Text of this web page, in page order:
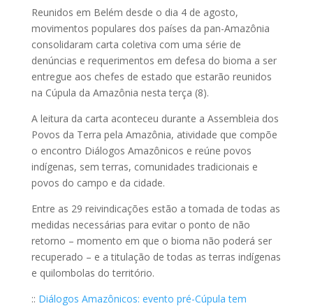
Reunidos em Belém desde o dia 4 de agosto,
movimentos populares dos países da pan-Amazônia
consolidaram carta coletiva com uma série de
denúncias e requerimentos em defesa do bioma a ser
entregue aos chefes de estado que estarão reunidos
na Cúpula da Amazônia nesta terça (8).
A leitura da carta aconteceu durante a Assembleia dos
Povos da Terra pela Amazônia, atividade que compõe
o encontro Diálogos Amazônicos e reúne povos
indígenas, sem terras, comunidades tradicionais e
povos do campo e da cidade.
Entre as 29 reivindicações estão a tomada de todas as
medidas necessárias para evitar o ponto de não
retorno – momento em que o bioma não poderá ser
recuperado – e a titulação de todas as terras indígenas
e quilombolas do território.
:: Diálogos Amazônicos: evento pré-Cúpula tem